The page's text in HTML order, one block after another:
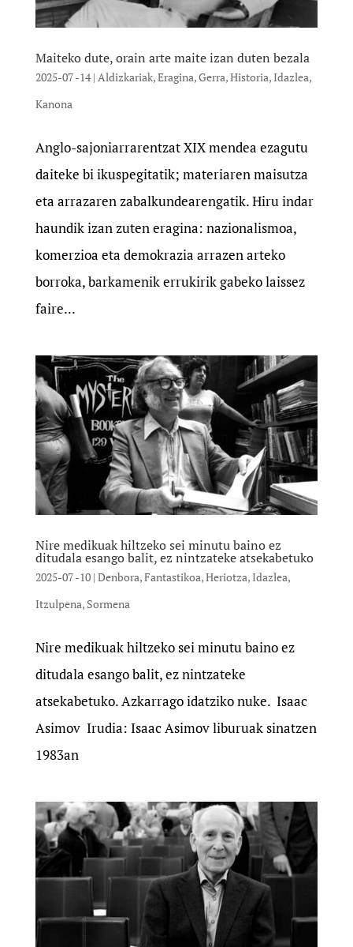
Maiteko dute, orain arte maite izan duten bezala
2025-07 -14| Aldizkariak,Eragina,Gerra,Historia,Idazlea,
Kanona
Anglo-sajoniarrarentzat XIX mendea ezagutu
daiteke bi ikuspegitatik; materiaren maisutza
eta arrazaren zabalkundearengatik. Hiru indar
haundik izan zuten eragina: nazionalismoa,
komerzioa eta demokrazia arrazen arteko
borroka, barkamenik errukirik gabeko laissez
faire...
Nire medikuak hiltzeko sei minutu baino ez
ditudala esango balit, ez nintzateke atsekabetuko
2025-07 -10| Denbora,Fantastikoa,Heriotza,Idazlea,
Itzulpena, Sormena
Nire medikuak hiltzeko sei minutu baino ez
ditudala esango balit, ez nintzateke
atsekabetuko. Azkarrago idatziko nuke. Isaac
Asimov Irudia: Isaac Asimov liburuak sinatzen
1983an